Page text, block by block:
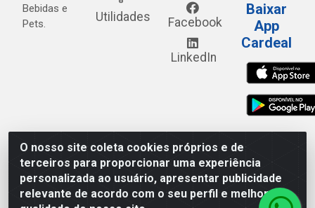
O nosso site coleta cookies próprios e de
terceiros para proporcionar uma experiência
personalizada ao usuário, apresentar publicidade
relevante de acordo com o seu perfil e melhorar a
Bebidas e
Pets.
Utilidades Facebook
LinkedIn
Baixar
App
Cardeal
Cardeal Distribuidora - Estrada Alto do Moura, 582 - Alto
do Moura - Caruaru/PE - CEP 55.040-120 - CNPJ
05.253.499/0001-62